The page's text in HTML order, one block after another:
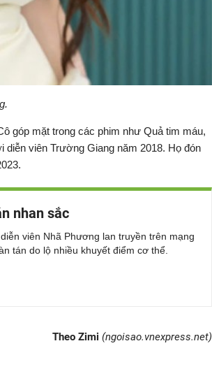
góp mặt trong các phim như Quả tim máu,
viên Trường Giang năm 2018. Họ đón
nhan sắc
viên Nhã Phương lan truyền trên mạng
tán do lộ nhiều khuyết điểm cơ thể.
Theo Zimi (ngoisao.vnexpress.net)